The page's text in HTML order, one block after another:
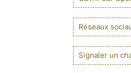
Réseaux
Signaler un